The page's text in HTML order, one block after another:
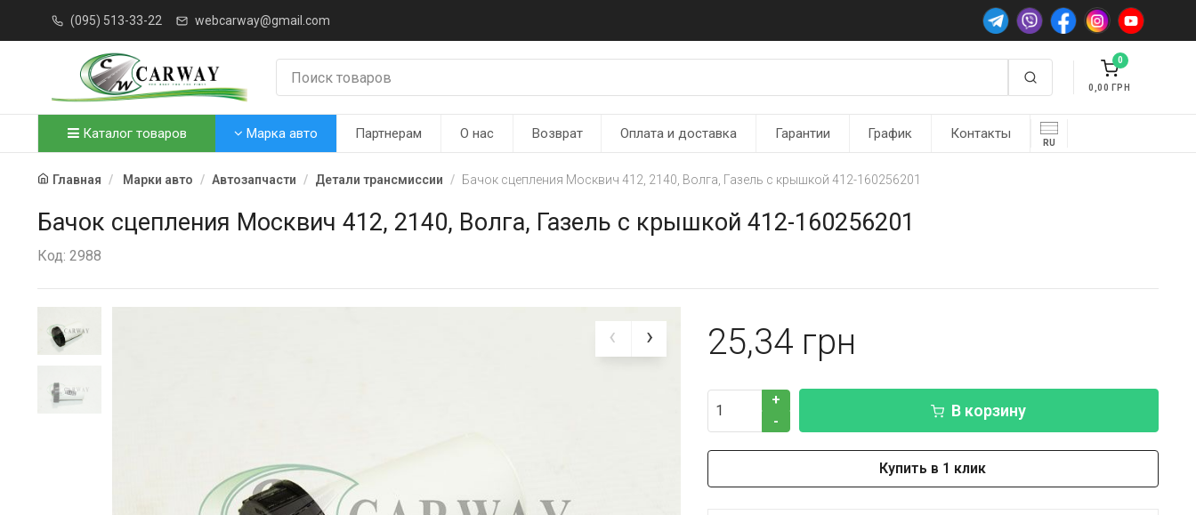
(095) 513-33-22 webcarway@gmail.com
0
0,00
Каталог товаров Марка авто Партнерам О нас Возврат Оплата и доставка Гарантии График Контакты
RU
Главная Марки авто Автозапчасти Детали трансмиссии Бачок сцепления Москвич 412, 2140, Волга, Газель с крышкой 412-160256201
Бачок сцепления Москвич 412, 2140, Волга, Газель с крышкой 412-160256201
Код: 2988
25,34
+
-
В корзину
Купить в 1 клик